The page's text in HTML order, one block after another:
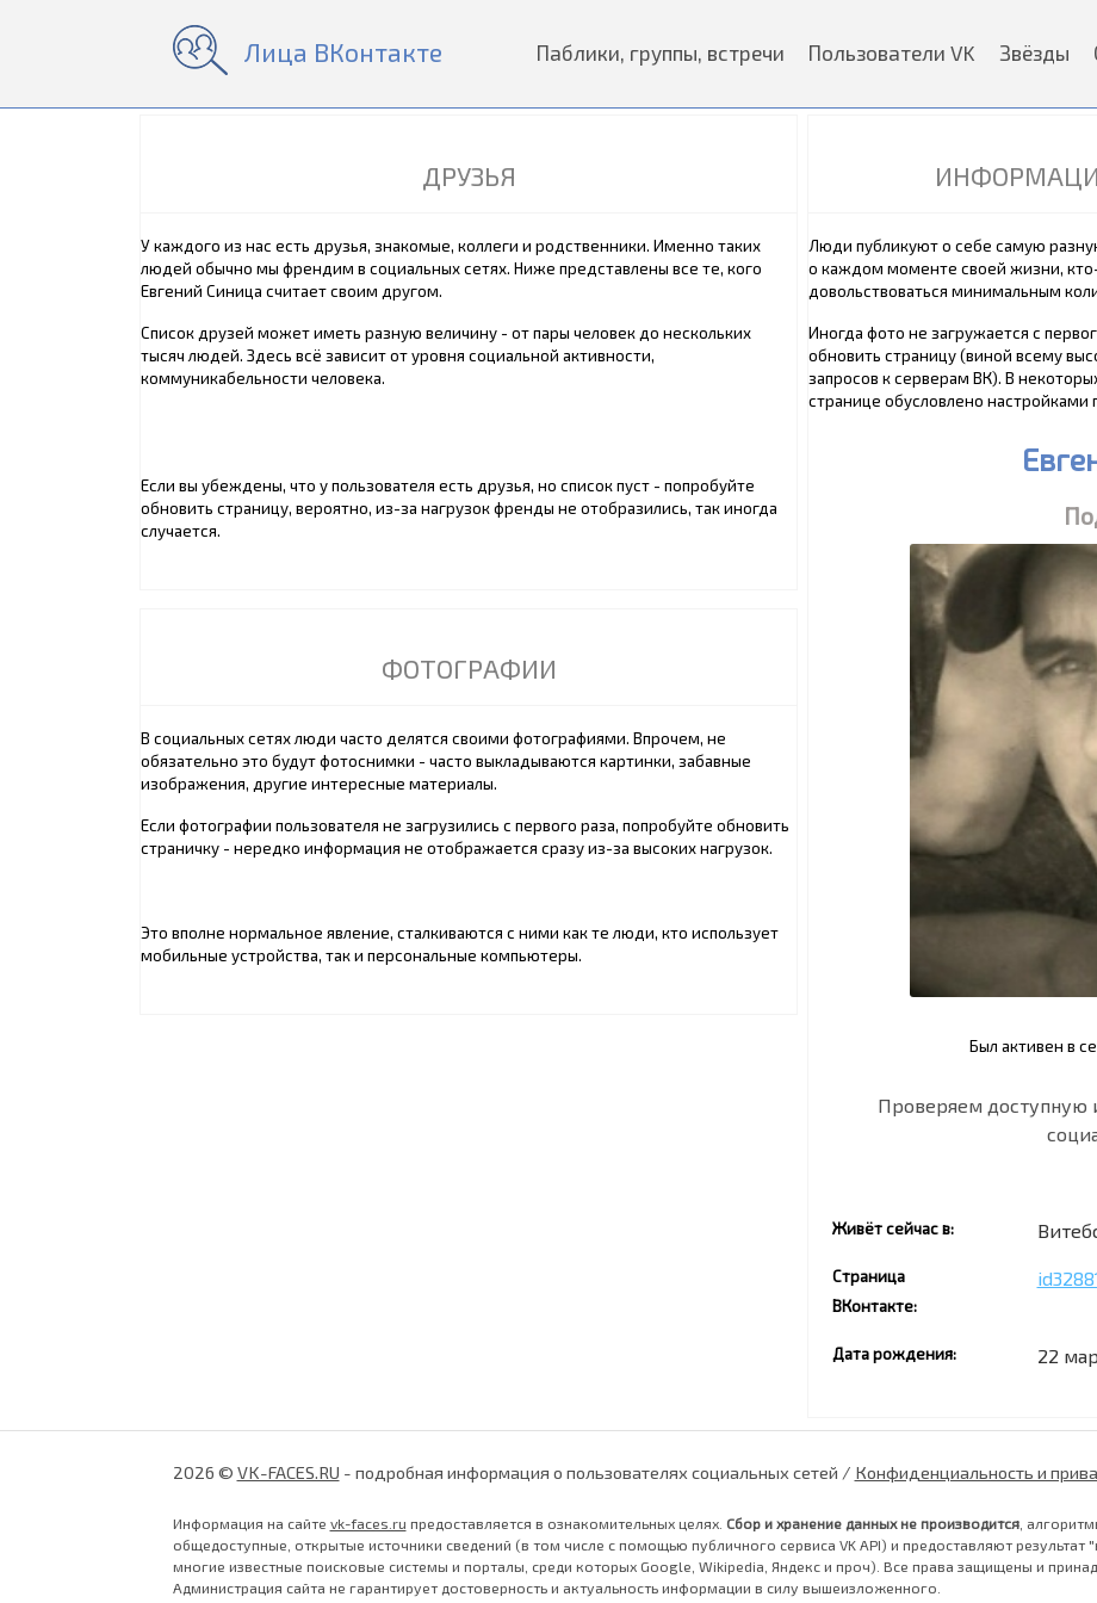
Лица ВКонтакте Паблики, группы, встречи Пользователи VK Звёзды
Люди публикуют о себе самую
о каждом моменте своей жизни,
довольствоваться минимальным
Иногда фото не загружается с
обновить страницу (виной всему
запросов к серверам ВК). В
странице обусловлено настройками
Был активен в
Проверяем доступную
Живёт сейчас в:
Страница
ВКонтакте:
Дата рождения: 22
ДРУЗЬЯ
У каждого из нас есть друзья, знакомые, коллеги и родственники. Именно таких
людей обычно мы френдим в социальных сетях. Ниже представлены все те, кого
Евгений Синица считает своим другом.
Список друзей может иметь разную величину - от пары человек до нескольких
тысяч людей. Здесь всё зависит от уровня социальной активности,
коммуникабельности человека.
Если вы убеждены, что у пользователя есть друзья, но список пуст - попробуйте
обновить страницу, вероятно, из-за нагрузок френды не отобразились, так иногда
случается.
ФОТОГРАФИИ
В социальных сетях люди часто делятся своими фотографиями. Впрочем, не
обязательно это будут фотоснимки - часто выкладываются картинки, забавные
изображения, другие интересные материалы.
Если фотографии пользователя не загрузились с первого раза, попробуйте обновить
страничку - нередко информация не отображается сразу из-за высоких нагрузок.
Это вполне нормальное явление, сталкиваются с ними как те люди, кто использует
мобильные устройства, так и персональные компьютеры.
2026 © VK-FACES.RU - подробная информация о пользователях социальных сетей / Конфиденциальность и
Информация на сайте vk-faces.ru предоставляется в ознакомительных целях. Сбор и хранение данных не производится,
общедоступные, открытые источники сведений (в том числе с помощью публичного сервиса VK API) и предоставляют
многие известные поисковые системы и порталы, среди которых Google, Wikipedia, Яндекс и проч). Все права защищены и
Администрация сайта не гарантирует достоверность и актуальность информации в силу вышеизложенного.